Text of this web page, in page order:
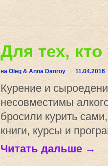
Для тех,
на Oleg & Anna Danroy 11.04.2016
Курение и
несовместимы
бросили курить
книги, курсы и
Читать дальше →